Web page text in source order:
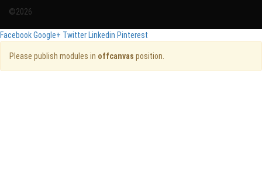
©2026
FacebookGoogle+ TwitterLinkedin Pinterest
Please publish modules in offcanvas position.